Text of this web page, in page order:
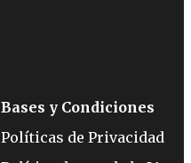
Bases y Condiciones
Políticas de Privacidad